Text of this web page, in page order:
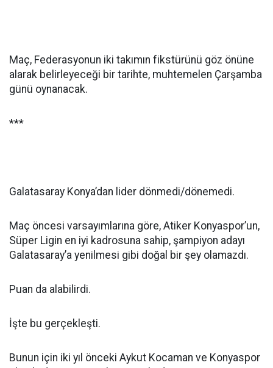
Maç, Federasyonun iki takımın fikstürünü göz önüne
alarak belirleyeceği bir tarihte, muhtemelen Çarşamba
günü oynanacak.
***
Galatasaray Konya’dan lider dönmedi/dönemedi.
Maç öncesi varsayımlarına göre, Atiker Konyaspor’un,
Süper Ligin en iyi kadrosuna sahip, şampiyon adayı
Galatasaray’a yenilmesi gibi doğal bir şey olamazdı.
Puan da alabilirdi.
İşte bu gerçekleşti.
Bunun için iki yıl önceki Aykut Kocaman ve Konyaspor